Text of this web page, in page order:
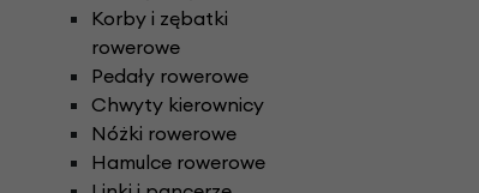
Korby i zębatki
rowerowe
Pedały rowerowe
Chwyty kierownicy
Nóżki rowerowe
Hamulce rowerowe